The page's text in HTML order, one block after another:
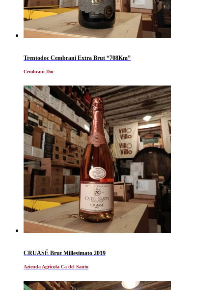
Trentodoc Cembrani Extra Brut “708Km”
Cembrani Doc
CRUASÉ Brut Millesimato 2019
Azienda Agricola Ca del Santo